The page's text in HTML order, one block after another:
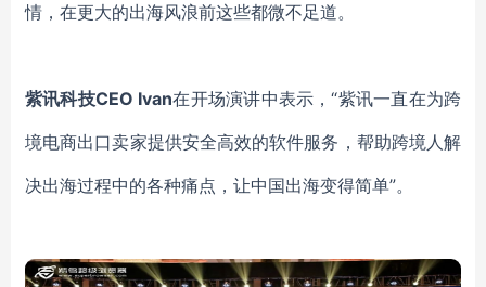
情，在更大的出海风浪前这些都微不足道。
紫讯科技CEO Ivan在开场演讲中表示，“紫讯一直在为跨
境电商出口卖家提供安全高效的软件服务，帮助跨境人解
决出海过程中的各种痛点，让中国出海变得简单”。